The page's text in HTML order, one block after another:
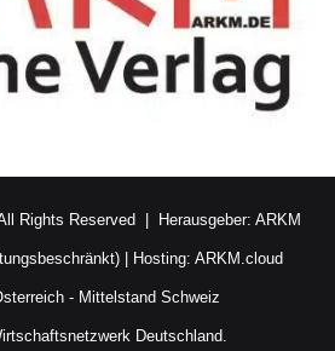
Rights Reserved | Herausgeber: ARKM
| Hosting: ARKM.cloud
- Mittelstand Schweiz
Deutschland.